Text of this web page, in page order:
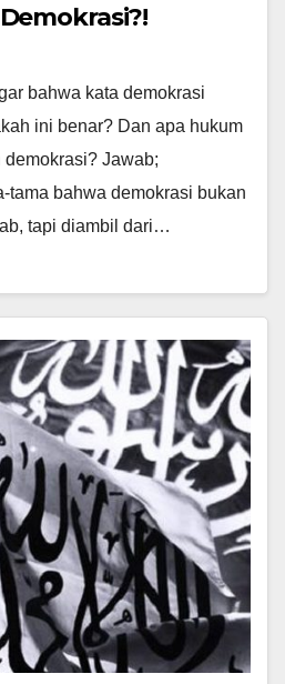
bahwa kata demokrasi
ini benar? Dan apa hukum
Jawab;
tama bahwa demokrasi bukan
tapi diambil dari…